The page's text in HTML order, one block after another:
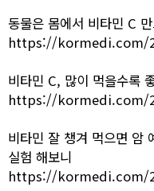
동물은 몸에서 비타민 C
https://kormedi.com/
비타민 C, 많이 먹을수록
https://kormedi.com/
비타민 잘 챙겨 먹으면 암
실험 해보니
https://kormedi.com/